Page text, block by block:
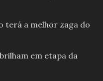
terá a melhor zaga do
em etapa da